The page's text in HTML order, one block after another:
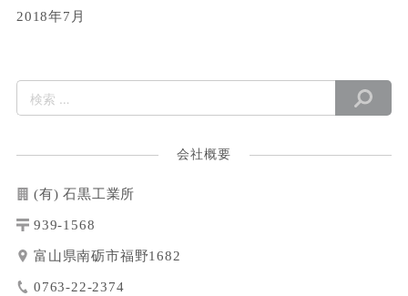
2018年7月
会社概要
(有) 石黒工業所
939-1568
富山県南砺市福野1682
0763-22-2374